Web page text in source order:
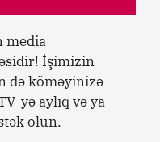
media
İşimizin
də köməyinizə
yə aylıq və ya
olun.